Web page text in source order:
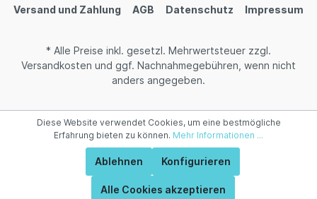
Versand und Zahlung AGB Datenschutz Impressum
* Alle Preise inkl. gesetzl. Mehrwertsteuer zzgl.
Versandkosten und ggf. Nachnahmegebühren, wenn nicht
anders angegeben.
Diese Website verwendet Cookies, um eine bestmögliche
Erfahrung bieten zu können. Mehr Informationen ...
Ablehnen Konfigurieren
Alle Cookies akzeptieren